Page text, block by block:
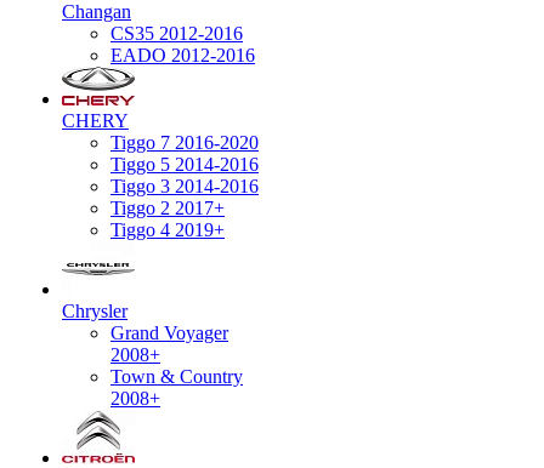
Changan
CS35 2012-2016
EADO 2012-2016
CHERY
Tiggo 7 2016-2020
Tiggo 5 2014-2016
Tiggo 3 2014-2016
Tiggo 2 2017+
Tiggo 4 2019+
Chrysler
Grand Voyager
2008+
Town & Country
2008+